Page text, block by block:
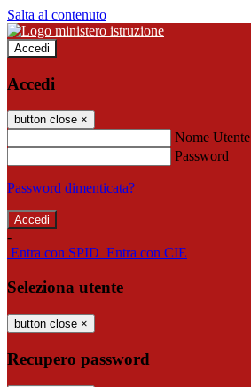
Salta al contenuto
Accedi
Accedi
button close ×
Nome Utente
Password
Password dimenticata?
-
Entra con SPID Entra con CIE
Seleziona utente
button close ×
Recupero password